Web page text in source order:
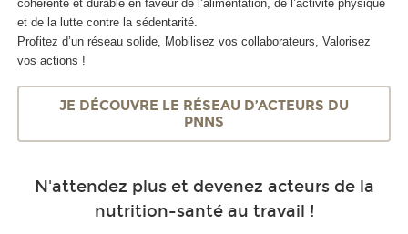
cohérente et durable en faveur de l’alimentation, de l’activité physique
et de la lutte contre la sédentarité.
Profitez d’un réseau solide, Mobilisez vos collaborateurs, Valorisez
vos actions !
JE DÉCOUVRE LE RÉSEAU D’ACTEURS DU
PNNS
N'attendez plus et devenez acteurs de la
nutrition-santé au travail !